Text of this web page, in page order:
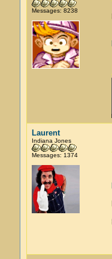
Messages: 8238
Laurent
Indiana Jones
Messages: 1374